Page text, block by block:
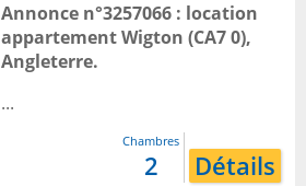
Annonce n°3257066 : location
appartementWigton (CA7 0),
Angleterre.
...
Chambres
2 Détails